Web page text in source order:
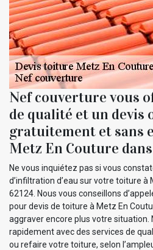
Nef couverture vous
de qualité et un devis
gratuitement et sans
Metz En Couture dans
Ne vous inquiétez pas si vous
d’infiltration d’eau sur votre toiture à
62124. Nous vous conseillons
pour devis de toiture à Metz En
aggraver encore plus votre
rapidement avec des services de
ou refaire votre toiture, selon